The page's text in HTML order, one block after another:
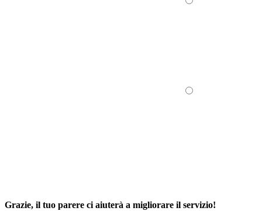
Grazie, il tuo parere ci aiuterà a migliorare il servizio!